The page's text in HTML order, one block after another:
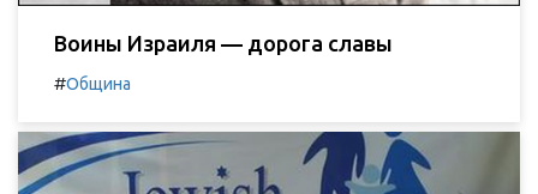
Воины Израиля — дорога славы
#Община